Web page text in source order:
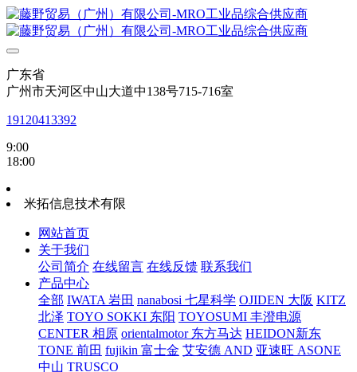
广东省
广州市天河区中山大道中138号715-716室
19120413392
9:00
18:00
米拓信息技术有限
网站首页
关于我们
公司简介 在线留言 在线反馈 联系我们
产品中心
全部 IWATA 岩田 nanabosi 七星科学 OJIDEN 大阪 KITZ
北泽 TOYO SOKKI 东阳 TOYOSUMI 丰澄电源
CENTER 相原 orientalmotor 东方马达 HEIDON新东
TONE 前田 fujikin 富士金 艾安德 AND 亚速旺 ASONE
中山 TRUSCO